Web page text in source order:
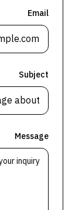
Email
Subject
Message